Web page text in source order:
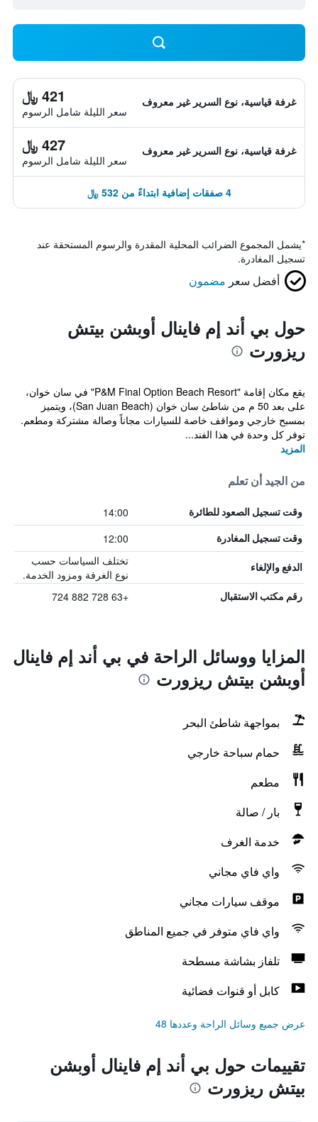
غرفة قياسية، نوع السرير غير معروف 421 ﷼
سعر الليلة شامل الرسوم
غرفة قياسية، نوع السرير غير معروف 427 ﷼
سعر الليلة شامل الرسوم
4 صفقات إضافية ابتداءً من 532 ﷼
*يشمل المجموع الضرائب المحلية المقدرة والرسوم المستحقة عند
تسجيل المغادرة.
أفضل سعر مضمون
حول بي أند إم فاينال أوبشن بيتش
ريزورت
يقع مكان إقامة "P&M Final Option Beach Resort" في سان خوان،
على بعد 50 م من شاطئ سان خوان (San Juan Beach)، ويتميز
بمسبح خارجي ومواقف خاصة للسيارات مجاناً وصالة مشتركة ومطعم.
توفر كل وحدة في هذا الفند...
المزيد
من الجيد أن تعلم
وقت تسجيل الصعود للطائرة 14:00
وقت تسجيل المغادرة 12:00
الدفع والإلغاء
تختلف السياسات حسب
نوع الغرفة ومزود الخدمة.
رقم مكتب الاستقبال +63 728 882 724
المزايا ووسائل الراحة في بي أند إم فاينال
أوبشن بيتش ريزورت
بمواجهة شاطئ البحر
حمام سباحة خارجي
مطعم
بار / صالة
خدمة الغرف
واي فاي مجاني
موقف سيارات مجاني
واي فاي متوفر في جميع المناطق
تلفاز بشاشة مسطحة
كابل أو قنوات فضائية
عرض جميع وسائل الراحة وعددها 48
تقييمات حول بي أند إم فاينال أوبشن
بيتش ريزورت